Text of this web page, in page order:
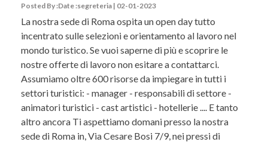
Posted By :Date :segreteria | 02-01-2023
La nostra sede di Roma ospita un open day tutto
incentrato sulle selezioni e orientamento al lavoro nel
mondo turistico. Se vuoi saperne di più e scoprire le
nostre offerte di lavoro non esitare a contattarci.
Assumiamo oltre 600 risorse da impiegare in tutti i
settori turistici: - manager - responsabili di settore -
animatori turistici - cast artistici - hotellerie .... E tanto
altro ancora Ti aspettiamo domani presso la nostra
sede di Roma in, Via Cesare Bosi 7/9, nei pressi di